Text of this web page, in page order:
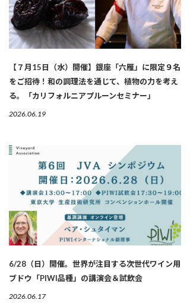
【７月15日（水）開催】銀座「六雁」に限定９名
をご招待！和の調理法を通じて、植物の力を考え
る。「カリフォルニアプルーンセミナー」
2026.06.19
6/28（日）開催。世界が注目する次世代ワイン用
ブドウ「PIWI品種」の講演会＆試飲会
2026.06.17